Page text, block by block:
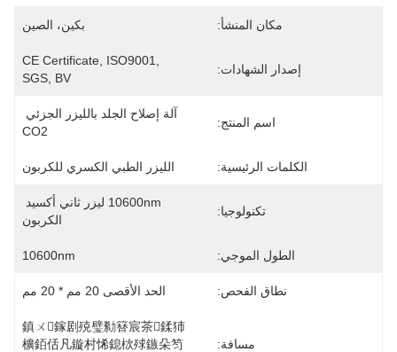
مكان المنشأ: بكين، الصين
إصدار الشهادات:
CE Certificate, ISO9001,
SGS, BV
اسم المنتج:
CO2
الكلمات الرئيسية: الليزر الطبي الكسري للكربون
تكنولوجيا:
الكربون
الطول الموجي: 10600nm
نطاق الفحص: الحد الأقصى 20 مم * 20 مم
مسافة:
鎮ㄨ鎵剧殑璧勬簮宸茶鍒犻
櫎銆佸凡鏇村悕鎴栨殏鏃朵笉